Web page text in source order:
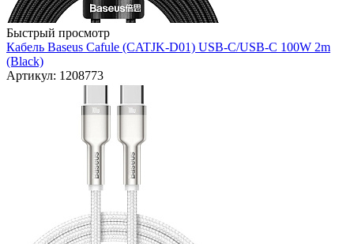
Быстрый просмотр
Кабель Baseus Cafule (CATJK-D01) USB-C/USB-C 100W 2m
(Black)
Артикул: 1208773